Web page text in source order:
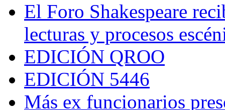
El Foro Shakespeare
lecturas y procesos
EDICIÓN QROO
EDICIÓN 5446
Más ex funcionarios